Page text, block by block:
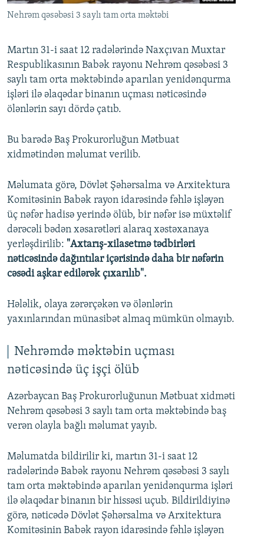
AZADLIQRADIOSU MOBIL TELEFONUNUZDA
XƏBƏR BÜLLETENLƏRIMIZ
RFE/RL-in bütün saytları
Nehrəm qəsəbəsi 3 saylı tam orta məktəbi
Martın 31-i saat 12 radələrində Naxçıvan Muxtar
Respublikasının Babək rayonu Nehrəm qəsəbəsi 3
saylı tam orta məktəbində aparılan yenidənqurma
işləri ilə əlaqədar binanın uçması nəticəsində
ölənlərin sayı dördə çatıb.
Bu barədə Baş Prokurorluğun Mətbuat
xidmətindən məlumat verilib.
Məlumata görə, Dövlət Şəhərsalma və Arxitektura
Komitəsinin Babək rayon idarəsində fəhlə işləyən
üç nəfər hadisə yerində ölüb, bir nəfər isə müxtəlif
dərəcəli bədən xəsarətləri alaraq xəstəxanaya
yerləşdirilib: "Axtarış-xilasetmə tədbirləri
nəticəsində dağıntılar içərisində daha bir nəfərin
cəsədi aşkar edilərək çıxarılıb".
Hələlik, olaya zərərçəkən və ölənlərin
yaxınlarından münasibət almaq mümkün olmayıb.
Nehrəmdə məktəbin uçması
nəticəsində üç işçi ölüb
Azərbaycan Baş Prokurorluğunun Mətbuat xidməti
Nehrəm qəsəbəsi 3 saylı tam orta məktəbində baş
verən olayla bağlı məlumat yayıb.
Məlumatda bildirilir ki, martın 31-i saat 12
radələrində Babək rayonu Nehrəm qəsəbəsi 3 saylı
tam orta məktəbində aparılan yenidənqurma işləri
ilə əlaqədar binanın bir hissəsi uçub. Bildirildiyinə
görə, nəticədə Dövlət Şəhərsalma və Arxitektura
Komitəsinin Babək rayon idarəsində fəhlə işləyən